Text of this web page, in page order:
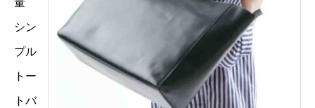
量
シン
プル
トー
トバ